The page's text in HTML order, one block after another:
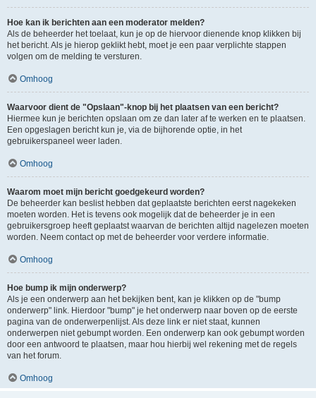
Hoe kan ik berichten aan een moderator melden?
Als de beheerder het toelaat, kun je op de hiervoor dienende knop klikken bij
het bericht. Als je hierop geklikt hebt, moet je een paar verplichte stappen
volgen om de melding te versturen.
Omhoog
Waarvoor dient de "Opslaan"-knop bij het plaatsen van een bericht?
Hiermee kun je berichten opslaan om ze dan later af te werken en te plaatsen.
Een opgeslagen bericht kun je, via de bijhorende optie, in het
gebruikerspaneel weer laden.
Omhoog
Waarom moet mijn bericht goedgekeurd worden?
De beheerder kan beslist hebben dat geplaatste berichten eerst nagekeken
moeten worden. Het is tevens ook mogelijk dat de beheerder je in een
gebruikersgroep heeft geplaatst waarvan de berichten altijd nagelezen moeten
worden. Neem contact op met de beheerder voor verdere informatie.
Omhoog
Hoe bump ik mijn onderwerp?
Als je een onderwerp aan het bekijken bent, kan je klikken op de "bump
onderwerp" link. Hierdoor "bump" je het onderwerp naar boven op de eerste
pagina van de onderwerpenlijst. Als deze link er niet staat, kunnen
onderwerpen niet gebumpt worden. Een onderwerp kan ook gebumpt worden
door een antwoord te plaatsen, maar hou hierbij wel rekening met de regels
van het forum.
Omhoog